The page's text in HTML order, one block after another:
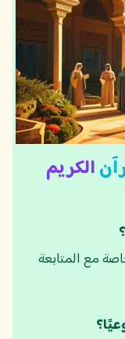
الكريم
مع المتابعة